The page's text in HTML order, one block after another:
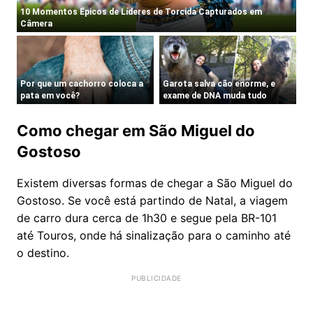
Como chegar em São Miguel do
Gostoso
Existem diversas formas de chegar a São Miguel do
Gostoso. Se você está partindo de Natal, a viagem
de carro dura cerca de 1h30 e segue pela BR-101
até Touros, onde há sinalização para o caminho até
o destino.